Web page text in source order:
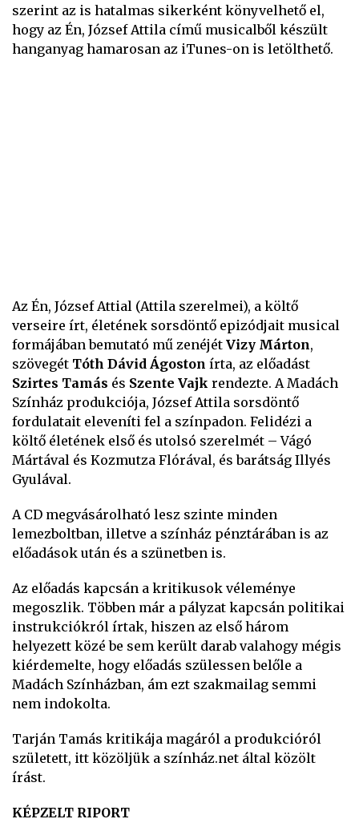
szerint az is hatalmas sikerként könyvelhető el,
hogy az Én, József Attila című musicalből készült
hanganyag hamarosan az iTunes-on is letölthető.
Az Én, József Attial (Attila szerelmei), a költő
verseire írt, életének sorsdöntő epizódjait musical
formájában bemutató mű zenéjét Vizy Márton,
szövegét Tóth Dávid Ágoston írta, az előadást
Szirtes Tamás és Szente Vajk rendezte. A Madách
Színház produkciója, József Attila sorsdöntő
fordulatait eleveníti fel a színpadon. Felidézi a
költő életének első és utolsó szerelmét – Vágó
Mártával és Kozmutza Flórával, és barátság Illyés
Gyulával.
A CD megvásárolható lesz szinte minden
lemezboltban, illetve a színház pénztárában is az
előadások után és a szünetben is.
Az előadás kapcsán a kritikusok véleménye
megoszlik. Többen már a pályzat kapcsán politikai
instrukciókról írtak, hiszen az első három
helyezett közé be sem került darab valahogy mégis
kiérdemelte, hogy előadás szülessen belőle a
Madách Színházban, ám ezt szakmailag semmi
nem indokolta.
Tarján Tamás kritikája magáról a produkcióról
született, itt közöljük a színház.net által közölt
írást.
KÉPZELT RIPORT